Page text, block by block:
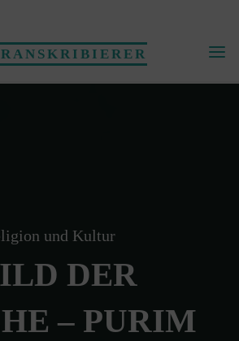
und Kultur
DER
– PURIM